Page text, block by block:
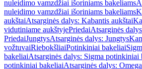
nuleidimo vamzdžiai išoriniams bakeliams
nuleidimo vamzdžiai išoriniams bakeliams
aukštaiAtsarginės dalys: Kabantis aukštai
vidutiniame aukštyjePriedaiAtsarginės
PriedaiJungtysAtsarginės dalys: Jungtys
vožtuvaiRiebokšliaiPotinkiniai bakeliai
bakeliaiAtsarginės dalys: Sigma potinkiniai
potinkiniai bakeliaiAtsarginės dalys: